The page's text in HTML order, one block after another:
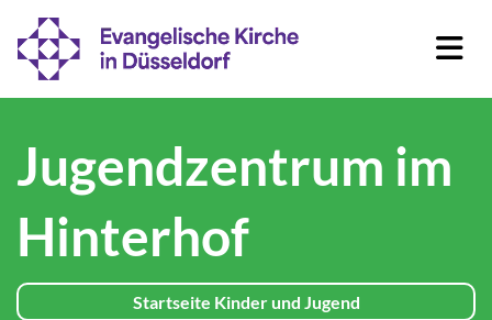
Jugendzentrum im
Hinterhof
Startseite Kinder und Jugend